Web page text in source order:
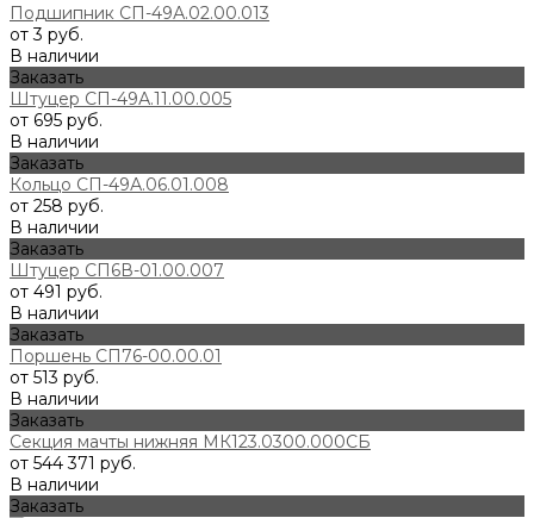
Подшипник СП-49А.02.00.013
от 3 руб.
В наличии
Заказать
Штуцер СП-49А.11.00.005
от 695 руб.
В наличии
Заказать
Кольцо СП-49А.06.01.008
от 258 руб.
В наличии
Заказать
Штуцер СП6В-01.00.007
от 491 руб.
В наличии
Заказать
Поршень СП76-00.00.01
от 513 руб.
В наличии
Заказать
Секция мачты нижняя МК123.0300.000СБ
от 544 371 руб.
В наличии
Заказать